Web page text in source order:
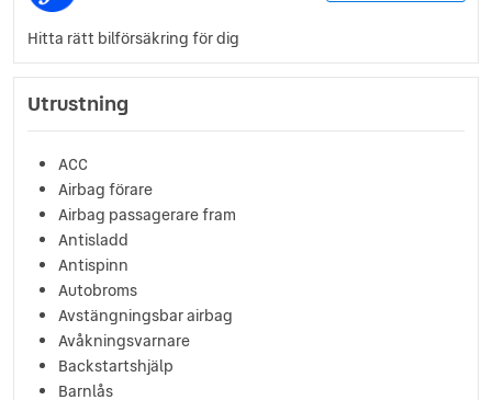
Hitta rätt bilförsäkring för dig
Utrustning
ACC
Airbag förare
Airbag passagerare fram
Antisladd
Antispinn
Autobroms
Avstängningsbar airbag
Avåkningsvarnare
Backstartshjälp
Barnlås